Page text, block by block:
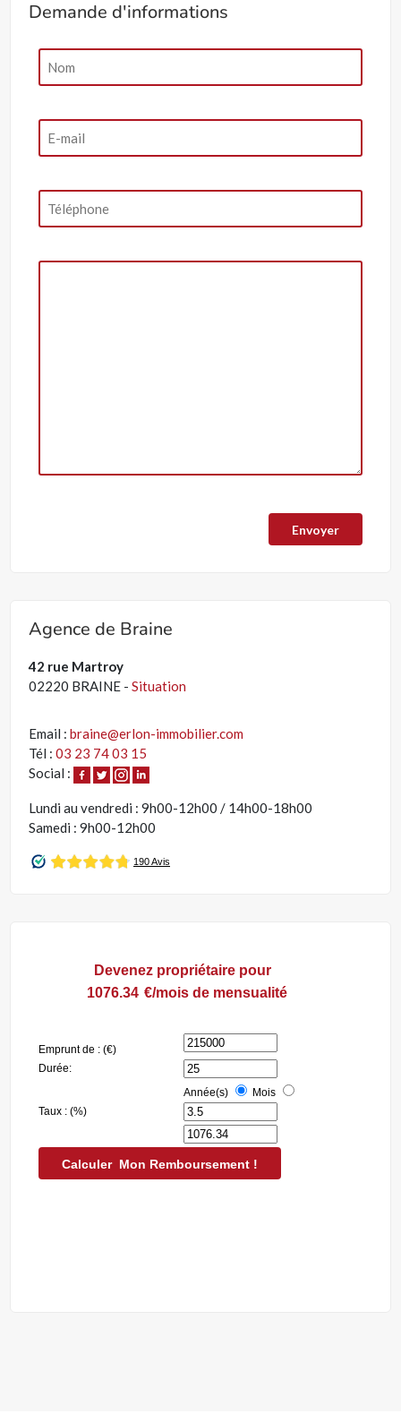
Demande d'informations
Agence de Braine
42 rue Martroy
02220 BRAINE -Situation
Email :braine@erlon-immobilier.com
Tél :03 23 74 03 15
Social :
Lundi au vendredi : 9h00-12h00 / 14h00-18h00
Samedi : 9h00-12h00